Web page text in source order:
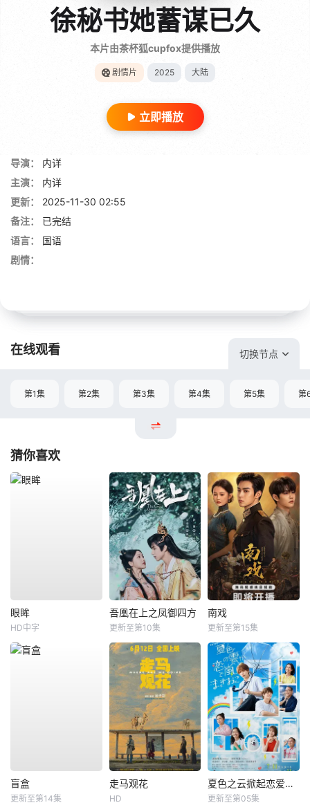
徐秘书她蓄谋已久
本片由茶杯狐cupfox提供播放
剧情片 2025 大陆
立即播放
导演：
内详
主演：
内详
更新：
2025-11-30 02:55
备注：
已完结
语言：
国语
剧情：
在线观看 切换节点
第1集 第2集 第3集 第4集 第5集 第
猜你喜欢
眼眸
HD中字
吾凰在上之凤御四方
更新至第10集
南戏
更新至第15集
盲盒
更新至第14集
走马观花
HD
夏色之云掀起恋爱与风暴
更新至第05集